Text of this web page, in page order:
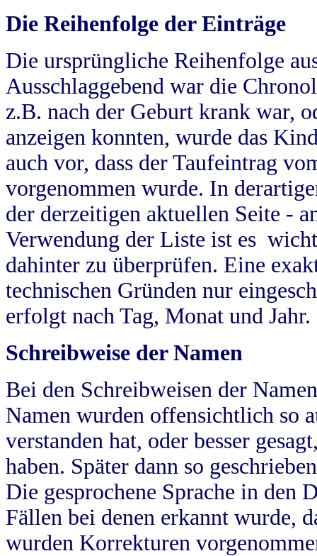
Die Reihenfolge der Einträge
Die ursprüngliche Reihenfolge
Ausschlaggebend war die
z.B. nach der Geburt krank war,
anzeigen konnten, wurde das
auch vor, dass der Taufeintrag
vorgenommen wurde. In
der derzeitigen aktuellen Seite -
Verwendung der Liste ist es
dahinter zu überprüfen. Eine
technischen Gründen nur
erfolgt nach Tag, Monat und Jahr.
Schreibweise der Namen
Bei den Schreibweisen der
Namen wurden offensichtlich so
verstanden hat, oder besser
haben. Später dann so
Die gesprochene Sprache in
Fällen bei denen erkannt wurde,
wurden Korrekturen